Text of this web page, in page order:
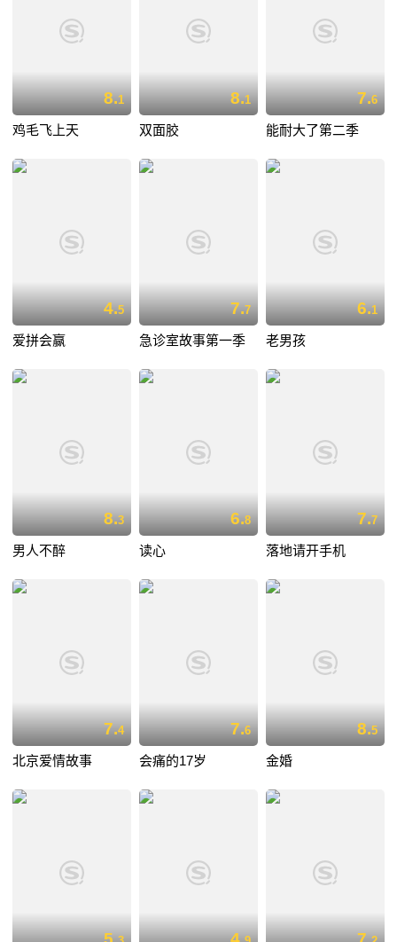
8.1
鸡毛飞上天
8.1
双面胶
7.6
能耐大了第二季
4.5
爱拼会赢
7.7
急诊室故事第一季
6.1
老男孩
8.3
男人不醉
6.8
读心
7.7
落地请开手机
7.4
北京爱情故事
7.6
会痛的17岁
8.5
金婚